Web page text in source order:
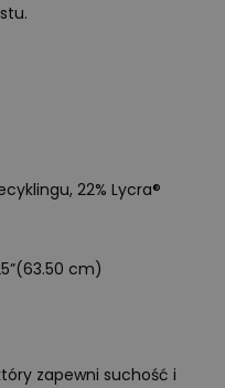
22% Lycra®
cm)
zapewni suchość i